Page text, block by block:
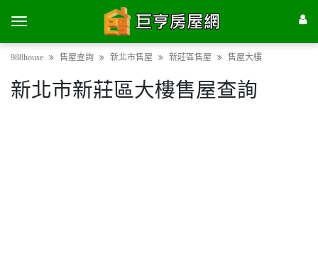
988house 售屋查詢 新北市售屋 新莊區售屋 售屋大樓
新北市新莊區大樓售屋查詢